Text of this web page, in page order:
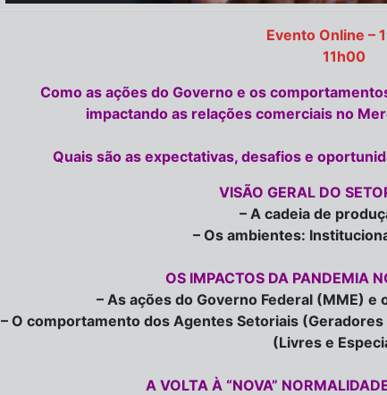
Evento Online –
11h00
Como as ações do Governo e os
impactando as relações comerciais no
Quais são as expectativas, desafios e
VISÃO GERAL DO
– A cadeia de
– Os ambientes:
OS IMPACTOS DA PANDEMIA
– As ações do Governo Federal (MME) e
– O comportamento dos Agentes Setoriais
(Livres e
A VOLTA À “NOVA”